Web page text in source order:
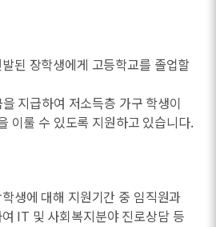
된 장학생에게 고등학교를 졸업할
지급하여 저소득층 가구 학생이
이룰 수 있도록 지원하고 있습니다.
생에 대해 지원기간 중 임직원과
IT 및 사회복지분야 진로상담 등